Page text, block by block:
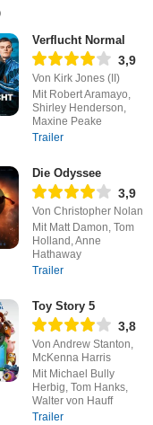
Verflucht Normal
3,9
Von Kirk Jones (II)
Mit Robert Aramayo,
Shirley Henderson,
Maxine Peake
Trailer
Die Odyssee
3,9
Von Christopher Nolan
Mit Matt Damon, Tom
Holland, Anne
Hathaway
Trailer
Toy Story 5
3,8
Von Andrew Stanton,
McKenna Harris
Mit Michael Bully
Herbig, Tom Hanks,
Walter von Hauff
Trailer